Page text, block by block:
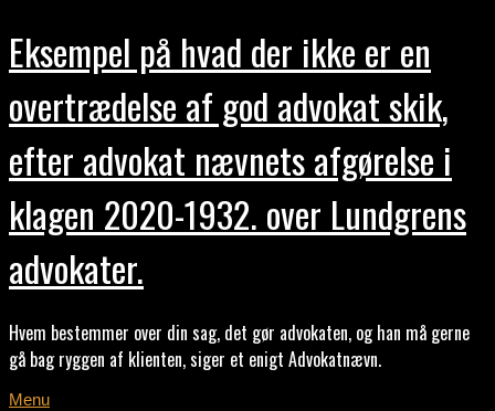
Eksempel på hvad der ikke er en
overtrædelse af god advokat skik,
efter advokat nævnets afgørelse i
klagen 2020-1932. over Lundgrens
advokater.
Hvem bestemmer over din sag, det gør advokaten, og han må gerne
gå bag ryggen af klienten, siger et enigt Advokatnævn.
Menu